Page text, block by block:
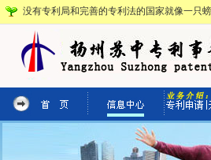
没有专利局和完善的专利法的国家就像一只